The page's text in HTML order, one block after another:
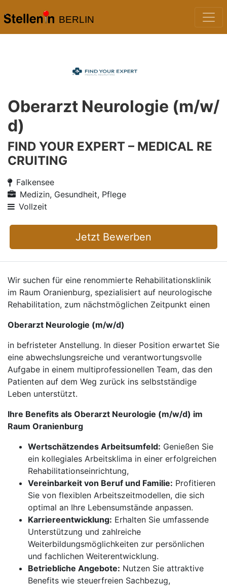
BERLIN
Oberarzt Neurologie (m/w/
d)
FIND YOUR EXPERT – MEDICAL RE
CRUITING
Falkensee
Medizin, Gesundheit, Pflege
Vollzeit
Jetzt Bewerben
Wir suchen für eine renommierte Rehabilitationsklinik
im Raum Oranienburg, spezialisiert auf neurologische
Rehabilitation, zum nächstmöglichen Zeitpunkt einen
Oberarzt Neurologie (m/w/d)
in befristeter Anstellung. In dieser Position erwartet Sie
eine abwechslungsreiche und verantwortungsvolle
Aufgabe in einem multiprofessionellen Team, das den
Patienten auf dem Weg zurück ins selbstständige
Leben unterstützt.
Ihre Benefits als Oberarzt Neurologie (m/w/d) im
Raum Oranienburg
Wertschätzendes Arbeitsumfeld: Genießen Sie
ein kollegiales Arbeitsklima in einer erfolgreichen
Rehabilitationseinrichtung,
Vereinbarkeit von Beruf und Familie: Profitieren
Sie von flexiblen Arbeitszeitmodellen, die sich
optimal an Ihre Lebensumstände anpassen.
Karriereentwicklung: Erhalten Sie umfassende
Unterstützung und zahlreiche
Weiterbildungsmöglichkeiten zur persönlichen
und fachlichen Weiterentwicklung.
Betriebliche Angebote: Nutzen Sie attraktive
Benefits wie steuerfreien Sachbezug,